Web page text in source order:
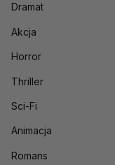
Dramat
Akcja
Horror
Thriller
Sci-Fi
Animacja
Romans